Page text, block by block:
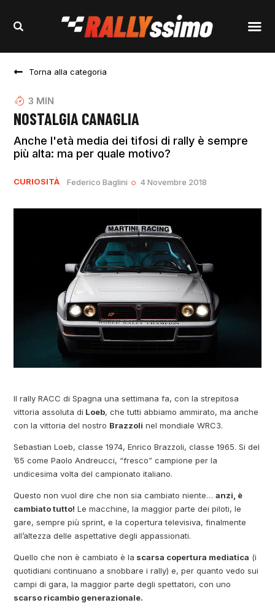
Torna alla categoria
3 MIN
NOSTALGIA CANAGLIA
Anche l'età media dei tifosi di rally è sempre
più alta: ma per quale motivo?
CURIOSITÀ Federico Baglini 4 Novembre 2018
Il rally RACC di Spagna una settimana fa, con la strepitosa
vittoria assoluta di Loeb, che tutti abbiamo ammirato, ma anche
con la vittoria del nostro Brazzoli nel mondiale WRC3.
Sebastian Loeb, classe 1974, Enrico Brazzoli, classe 1965. Si del
’65 come Paolo Andreucci, “fresco” campione per la
undicesima volta del campionato italiano.
Questo non vuol dire che non sia cambiato niente…anzi, è
cambiato tutto! Le macchine, la maggior parte dei piloti, le
gare, sempre più sprint, e la copertura televisiva, finalmente
all’altezza delle aspettative degli appassionati.
Quello che non è cambiato è la scarsa copertura mediatica (i
quotidiani continuano a snobbare i rally) e, per quanto vedo sui
campi di gara, la maggior parte degli spettatori, con uno
scarso ricambio generazionale.